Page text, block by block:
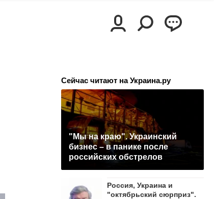
Сейчас читают на Украина.ру
"Мы на краю". Украинский
бизнес – в панике после
российских обстрелов
Россия, Украина и
"октябрьский сюрприз".